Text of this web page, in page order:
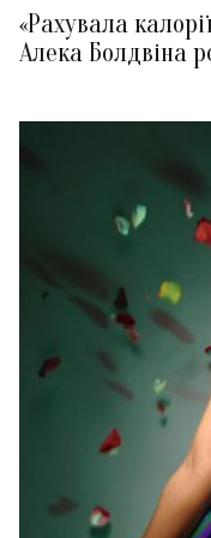
«Рахувала
Алека Болдвіна